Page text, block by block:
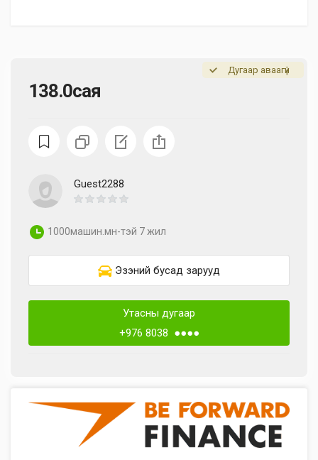
138.0сая
Дугаар аваагүй
Guest2288
1000машин.мн-тэй 7 жил
Эзэний бусад зарууд
Утасны дугаар
+976 8038 ●●●●